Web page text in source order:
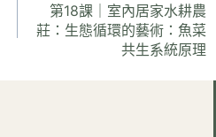
第18課｜室內居家水耕農
莊：生態循環的藝術：魚菜
共生系統原理